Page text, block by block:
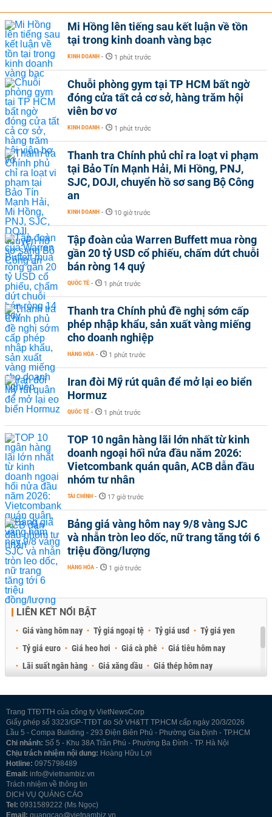
Mi Hồng lên tiếng sau kết luận về tồn
tại trong kinh doanh vàng bạc
KINH DOANH - 1 phút trước
Chuỗi phòng gym tại TP HCM bất ngờ
đóng cửa tất cả cơ sở, hàng trăm hội
viên bơ vơ
KINH DOANH - 1 phút trước
Thanh tra Chính phủ chỉ ra loạt vi phạm
tại Bảo Tín Mạnh Hải, Mi Hồng, PNJ,
SJC, DOJI, chuyển hồ sơ sang Bộ Công
an
KINH DOANH - 10 giờ trước
Tập đoàn của Warren Buffett mua ròng
gần 20 tỷ USD cổ phiếu, chấm dứt chuỗi
bán ròng 14 quý
QUỐC TẾ - 1 phút trước
Thanh tra Chính phủ đề nghị sớm cấp
phép nhập khẩu, sản xuất vàng miếng
cho doanh nghiệp
HÀNG HÓA - 1 phút trước
Iran đòi Mỹ rút quân để mở lại eo biển
Hormuz
QUỐC TẾ - 1 phút trước
TOP 10 ngân hàng lãi lớn nhất từ kinh
doanh ngoại hối nửa đầu năm 2026:
Vietcombank quán quân, ACB dẫn đầu
nhóm tư nhân
TÀI CHÍNH - 17 giờ trước
Bảng giá vàng hôm nay 9/8 vàng SJC
và nhẫn tròn leo dốc, nữ trang tăng tới 6
triệu đồng/lượng
HÀNG HÓA - 1 giờ trước
LIÊN KẾT NỔI BẬT
Giá vàng hôm nay Tỷ giá ngoại tệ Tỷ giá usd
Tỷ giá yen
Tỷ giá euro
Giá heo hơi Giá cà phê
Giá tiêu hôm nay
Lãi suất ngân hàng
Giá xăng dầu
Giá thép hôm nay
Trang TTĐTTH của công ty VietNewsCorp
Giấy phép số 3323/GP-TTĐT do Sở VH&TT TP.HCM cấp ngày 20/3/2026
Lầu 5 - Compa Building - 293 Điện Biên Phủ - Phường Gia Định - TP.HCM
Chi nhánh: Số 5 - Khu 38A Trần Phú - Phường Ba Đình - TP. Hà Nội
Chịu trách nhiệm nội dung: Hoàng Hữu Lợi
Hotline: 0975798489
Email: info@vietnambiz.vn
Trách nhiệm về thông tin
DỊCH VỤ QUẢNG CÁO
Tel: 0931589222 (Ms Ngọc)